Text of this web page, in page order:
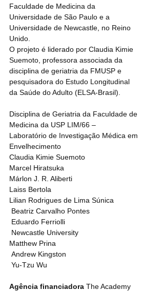
Faculdade de Medicina da
Universidade de São Paulo e a
Universidade de Newcastle, no Reino
Unido.
O projeto é liderado por Claudia Kimie
Suemoto, professora associada da
disciplina de geriatria da FMUSP e
pesquisadora do Estudo Longitudinal
da Saúde do Adulto (ELSA-Brasil).
Disciplina de Geriatria da Faculdade de
Medicina da USP LIM/66 –
Laboratório de Investigação Médica em
Envelhecimento
Claudia Kimie Suemoto
Marcel Hiratsuka
Márlon J. R. Aliberti
Laiss Bertola
Lilian Rodrigues de Lima Súnica
Beatriz Carvalho Pontes
Eduardo Ferriolli
Newcastle University
Matthew Prina
Andrew Kingston
Yu-Tzu Wu
Agência financiadora The Academy